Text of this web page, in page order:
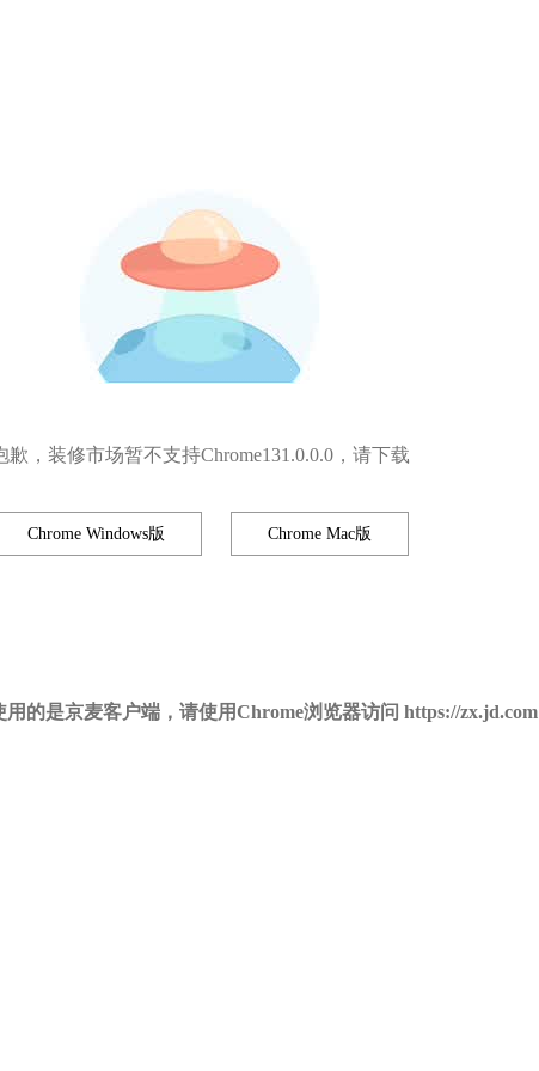
歉，装修市场暂不支持Chrome131.0.0.0，请下载
Chrome Windows版 Chrome Mac版
的是京麦客户端，请使用Chrome浏览器访问 https://zx.jd.com